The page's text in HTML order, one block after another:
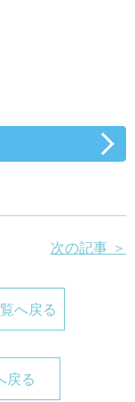
次の記事 ＞
へ戻る
戻る